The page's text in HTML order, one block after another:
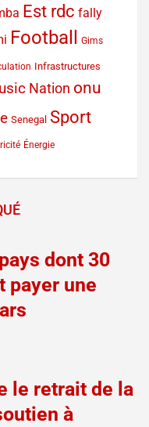
Est rdc fally
Football Gims
Infrastructures
Nation onu
Senegal Sport
Énergie
dont 30
payer une
le retrait de la
à